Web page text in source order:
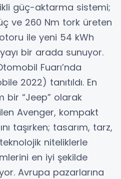
güç-aktarma sistemi;
ve 260 Nm tork üreten
ile yeni 54 kWh
bir arada sunuyor.
Fuarı’nda
2022) tanıtıldı. En
bir “Jeep” olarak
Avenger, kompakt
taşırken; tasarım, tarz,
niteliklerle
en iyi şekilde
Avrupa pazarlarına